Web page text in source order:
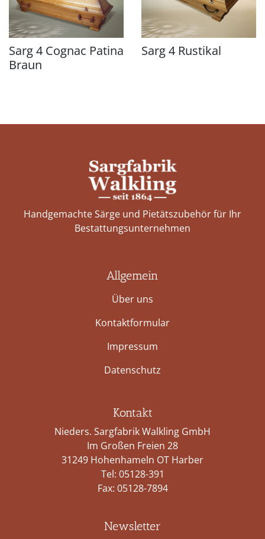
Sarg 4 Cognac Patina
Braun
Sarg 4 Rustikal
Handgemachte Särge und Pietätszubehör für Ihr
Bestattungs­unternehmen
Allgemein
Über uns
Kontaktformular
Impressum
Datenschutz
Kontakt
Nieders. Sargfabrik Walkling GmbH
Im Großen Freien 28
31249 Hohenhameln OT Harber
Tel: 05128-391
Fax: 05128-7894
Newsletter